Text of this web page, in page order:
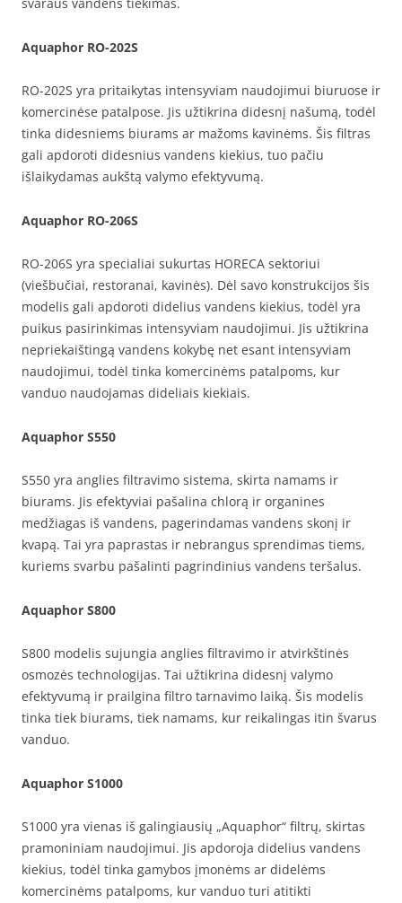
Aquaphor RO-202S
RO-202S yra pritaikytas intensyviam naudojimui biuruose ir
komercinėse patalpose. Jis užtikrina didesnį našumą, todėl
tinka didesniems biurams ar mažoms kavinėms. Šis filtras
gali apdoroti didesnius vandens kiekius, tuo pačiu
išlaikydamas aukštą valymo efektyvumą.
Aquaphor RO-206S
RO-206S yra specialiai sukurtas HORECA sektoriui
(viešbučiai, restoranai, kavinės). Dėl savo konstrukcijos šis
modelis gali apdoroti didelius vandens kiekius, todėl yra
puikus pasirinkimas intensyviam naudojimui. Jis užtikrina
nepriekaištingą vandens kokybę net esant intensyviam
naudojimui, todėl tinka komercinėms patalpoms, kur
vanduo naudojamas dideliais kiekiais.
Aquaphor S550
S550 yra anglies filtravimo sistema, skirta namams ir
biurams. Jis efektyviai pašalina chlorą ir organines
medžiagas iš vandens, pagerindamas vandens skonį ir
kvapą. Tai yra paprastas ir nebrangus sprendimas tiems,
kuriems svarbu pašalinti pagrindinius vandens teršalus.
Aquaphor S800
S800 modelis sujungia anglies filtravimo ir atvirkštinės
osmozės technologijas. Tai užtikrina didesnį valymo
efektyvumą ir prailgina filtro tarnavimo laiką. Šis modelis
tinka tiek biurams, tiek namams, kur reikalingas itin švarus
vanduo.
Aquaphor S1000
S1000 yra vienas iš galingiausių „Aquaphor“ filtrų, skirtas
pramoniniam naudojimui. Jis apdoroja didelius vandens
kiekius, todėl tinka gamybos įmonėms ar didelėms
komercinėms patalpoms, kur vanduo turi atitikti